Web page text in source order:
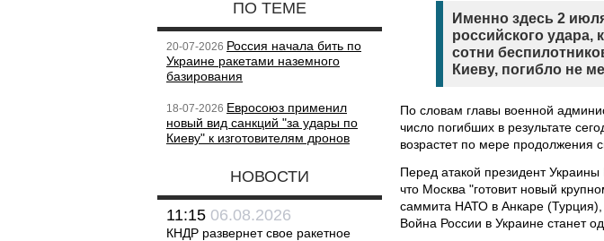
ПО ТЕМЕ
20-07-2026 Россия начала бить по
Украине ракетами наземного
базирования
18-07-2026 Евросоюз применил
новый вид санкций "за удары по
Киеву" к изготовителям дронов
НОВОСТИ
11:15 06.08.2026
КНДР развернет свое ракетное
Именно здесь 2
российского удара,
сотни
Киеву, погибло не
По словам главы военной
число погибших в результате
возрастет по мере продолжения
Перед атакой президент
что Москва "готовит новый
саммита НАТО в Анкаре (Турция),
Война России в Украине станет